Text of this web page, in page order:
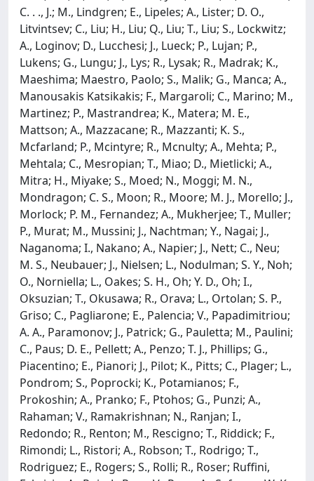
C. . ., J.; M., Lindgren; E., Lipeles; A., Lister; D. O.,
Litvintsev; C., Liu; H., Liu; Q., Liu; T., Liu; S., Lockwitz;
A., Loginov; D., Lucchesi; J., Lueck; P., Lujan; P.,
Lukens; G., Lungu; J., Lys; R., Lysak; R., Madrak; K.,
Maeshima; Maestro, Paolo; S., Malik; G., Manca; A.,
Manousakis Katsikakis; F., Margaroli; C., Marino; M.,
Martinez; P., Mastrandrea; K., Matera; M. E.,
Mattson; A., Mazzacane; R., Mazzanti; K. S.,
Mcfarland; P., Mcintyre; R., Mcnulty; A., Mehta; P.,
Mehtala; C., Mesropian; T., Miao; D., Mietlicki; A.,
Mitra; H., Miyake; S., Moed; N., Moggi; M. N.,
Mondragon; C. S., Moon; R., Moore; M. J., Morello; J.,
Morlock; P. M., Fernandez; A., Mukherjee; T., Muller;
P., Murat; M., Mussini; J., Nachtman; Y., Nagai; J.,
Naganoma; I., Nakano; A., Napier; J., Nett; C., Neu;
M. S., Neubauer; J., Nielsen; L., Nodulman; S. Y., Noh;
O., Norniella; L., Oakes; S. H., Oh; Y. D., Oh; I.,
Oksuzian; T., Okusawa; R., Orava; L., Ortolan; S. P.,
Griso; C., Pagliarone; E., Palencia; V., Papadimitriou;
A. A., Paramonov; J., Patrick; G., Pauletta; M., Paulini;
C., Paus; D. E., Pellett; A., Penzo; T. J., Phillips; G.,
Piacentino; E., Pianori; J., Pilot; K., Pitts; C., Plager; L.,
Pondrom; S., Poprocki; K., Potamianos; F.,
Prokoshin; A., Pranko; F., Ptohos; G., Punzi; A.,
Rahaman; V., Ramakrishnan; N., Ranjan; I.,
Redondo; R., Renton; M., Rescigno; T., Riddick; F.,
Rimondi; L., Ristori; A., Robson; T., Rodrigo; T.,
Rodriguez; E., Rogers; S., Rolli; R., Roser; Ruffini,